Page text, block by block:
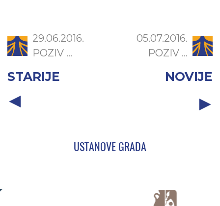
29.06.2016.
POZIV ...
STARIJE
05.07.2016.
POZIV ...
NOVIJE
USTANOVE GRADA